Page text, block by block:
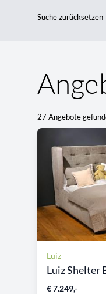
Suche zurücksetzen
27 Angebote
Luiz
Luiz Shelter
€ 7.249,-